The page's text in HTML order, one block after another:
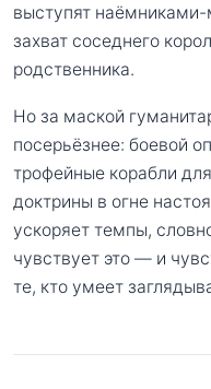
выступят
захват соседнего
родственника.
Но за маской
посерьёзнее: боевой
трофейные корабли
доктрины в огне
ускоряет темпы,
чувствует это — и
те, кто умеет